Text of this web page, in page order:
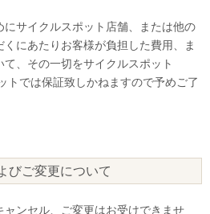
サイクルスポット店舗、または他の
にあたりお客様が負担した費用、ま
、その一切をサイクルスポット
トでは保証致しかねますので予めご了
びご変更について
ャンセル、ご変更はお受けできませ